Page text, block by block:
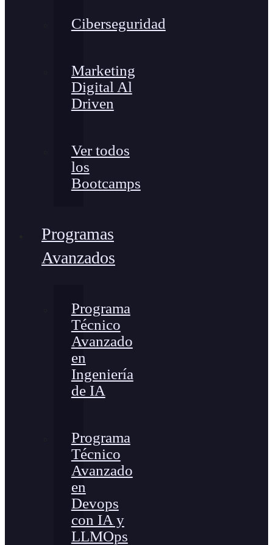
Ciberseguridad
Marketing
Digital Al
Driven
Ver todos
los
Bootcamps
Programas
Avanzados
Programa
Técnico
Avanzado
en
Ingeniería
de IA
Programa
Técnico
Avanzado
en
Devops
con IA y
LLMOps